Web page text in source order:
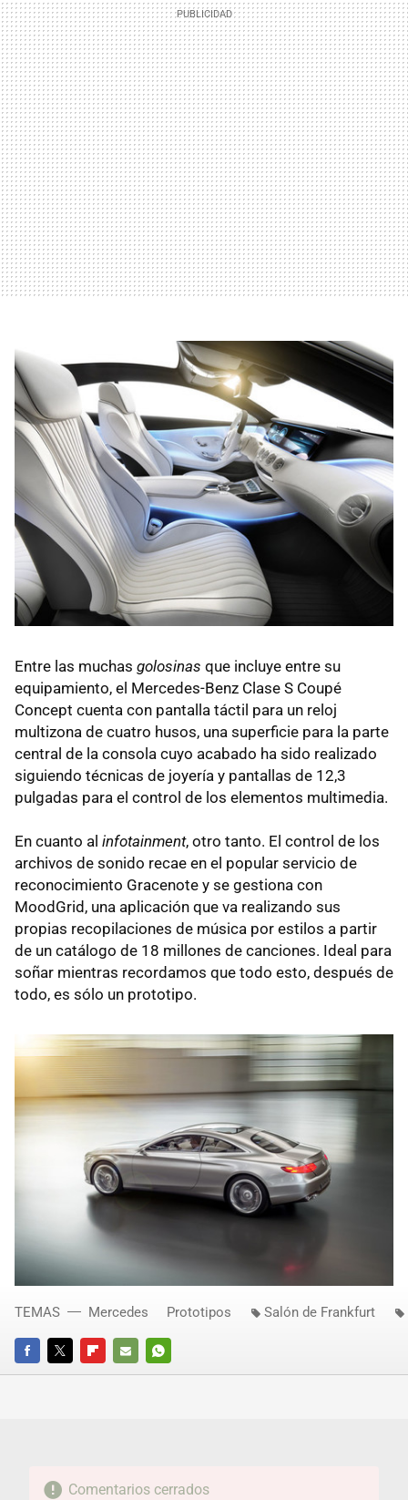
Entre las muchas golosinas que incluye entre su
equipamiento, el Mercedes-Benz Clase S Coupé
Concept cuenta con pantalla táctil para un reloj
multizona de cuatro husos, una superficie para la parte
central de la consola cuyo acabado ha sido realizado
siguiendo técnicas de joyería y pantallas de 12,3
pulgadas para el control de los elementos multimedia.
En cuanto al infotainment, otro tanto. El control de los
archivos de sonido recae en el popular servicio de
reconocimiento Gracenote y se gestiona con
MoodGrid, una aplicación que va realizando sus
propias recopilaciones de música por estilos a partir
de un catálogo de 18 millones de canciones. Ideal para
soñar mientras recordamos que todo esto, después de
todo, es sólo un prototipo.
FACEBOOKTWITTERFLIPBOARD
E-
WHATSAPP
TEMAS Mercedes Prototipos Salón de Frankfurt
Comentarios cerrados